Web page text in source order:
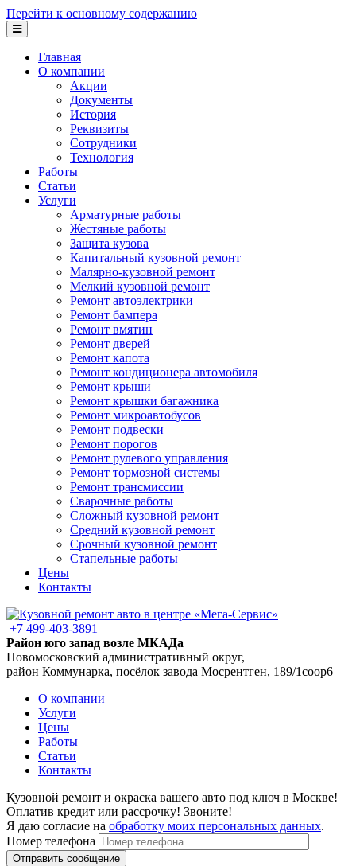
Перейти к основному содержанию
Главная
О компании
Акции
Документы
История
Реквизиты
Сотрудники
Технология
Работы
Статьи
Услуги
Арматурные работы
Жестяные работы
Защита кузова
Капитальный кузовной ремонт
Малярно-кузовной ремонт
Мелкий кузовной ремонт
Ремонт автоэлектрики
Ремонт бампера
Ремонт вмятин
Ремонт дверей
Ремонт капота
Ремонт кондиционера автомобиля
Ремонт крыши
Ремонт крышки багажника
Ремонт микроавтобусов
Ремонт подвески
Ремонт порогов
Ремонт рулевого управления
Ремонт тормозной системы
Ремонт трансмиссии
Сварочные работы
Сложный кузовной ремонт
Средний кузовной ремонт
Срочный кузовной ремонт
Стапельные работы
Цены
Контакты
+7 499-403-3891
Район юго запад возле МКАДа
Новомосковский административный округ,
район Коммунарка, посёлок завода Мосрентген, 189/1соор6
О компании
Услуги
Цены
Работы
Статьи
Контакты
Кузовной ремонт и окраска вашего авто под ключ в Москве!
Оплатив кредит или рассрочку! Звоните!
Я даю согласие на обработку моих персональных данных.
Номер телефона